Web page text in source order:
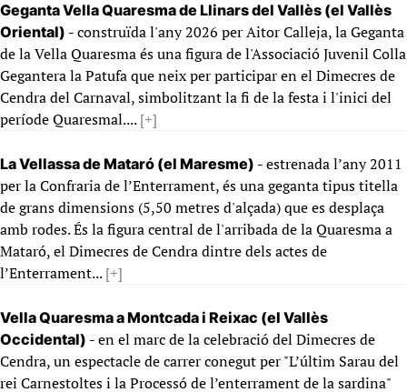
Geganta Vella Quaresma de Llinars del Vallès (el Vallès
Oriental) - construïda l'any 2026 per Aitor Calleja, la Geganta
de la Vella Quaresma és una figura de l'Associació Juvenil Colla
Gegantera la Patufa que neix per participar en el Dimecres de
Cendra del Carnaval, simbolitzant la fi de la festa i l'inici del
període Quaresmal....[+]
La Vellassa de Mataró (el Maresme) - estrenada l’any 2011
per la Confraria de l’Enterrament, és una geganta tipus titella
de grans dimensions (5,50 metres d'alçada) que es desplaça
amb rodes. És la figura central de l'arribada de la Quaresma a
Mataró, el Dimecres de Cendra dintre dels actes de
l’Enterrament...[+]
Vella Quaresma a Montcada i Reixac (el Vallès
Occidental) - en el marc de la celebració del Dimecres de
Cendra, un espectacle de carrer conegut per "L’últim Sarau del
rei Carnestoltes i la Processó de l’enterrament de la sardina"